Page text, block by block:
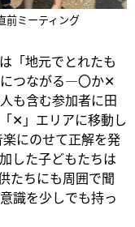
前ミーティング
「地元でとれたも
につながる—〇か✕
も含む参加者に田
✕」エリアに移動し
にのせて正解を発
した子どもたちは
たちにも周囲で聞
識を少しでも持っ